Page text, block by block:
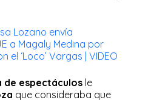
Lozano envía
a Magaly Medina por
el ‘Loco’ Vargas | VIDEO
de espectáculos le
que consideraba que